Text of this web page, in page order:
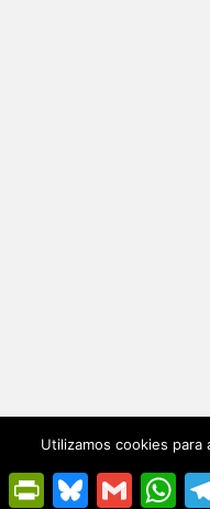
PrintFriendly
BlueskyGmail
Utilizamos cookies